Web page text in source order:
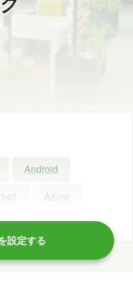
Android
Azure
AI Studio
設定する